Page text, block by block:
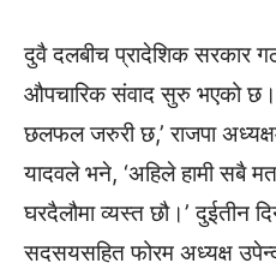
दुवै दलबीच प्रादेशिक सरकार
औपचारिक संवाद सुरु भएको छ।
छलफल जरुरी छ,’ राजपा
यादवले भने, ‘अहिले हामी सबै
घरदैलौमा व्यस्त छौ।’ दुईतीन
सदसयसहित फोरम अध्यक्ष